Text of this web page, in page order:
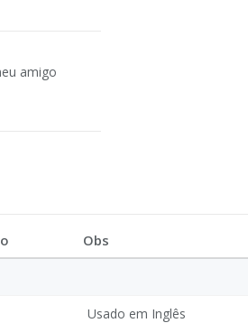
amigo
Obs
Usado em Inglês